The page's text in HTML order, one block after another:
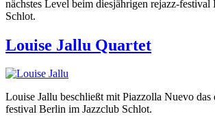
nächstes Level beim diesjährigen rejazz-
Schlot.
Louise Jallu Quartet
Louise Jallu beschließt mit Piazzolla Nuevo das
festival Berlin im Jazzclub Schlot.